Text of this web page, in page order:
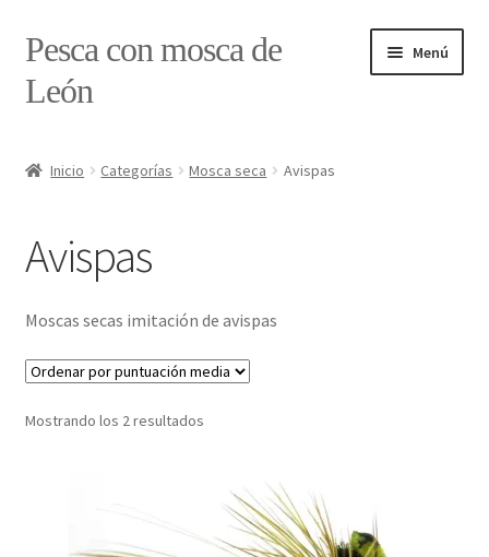
Ir
a
Ir
al
contenido
Pesca con mosca de
León
Menú
Caja
Estado de tramos de pesca
Formulario de contacto
Mi cuenta
Regístrate al canal de noticias
Inicio Categorías Mosca seca Avispas
Avispas
Moscas secas imitación de avispas
Mostrando los 2 resultadosOrdenado
media